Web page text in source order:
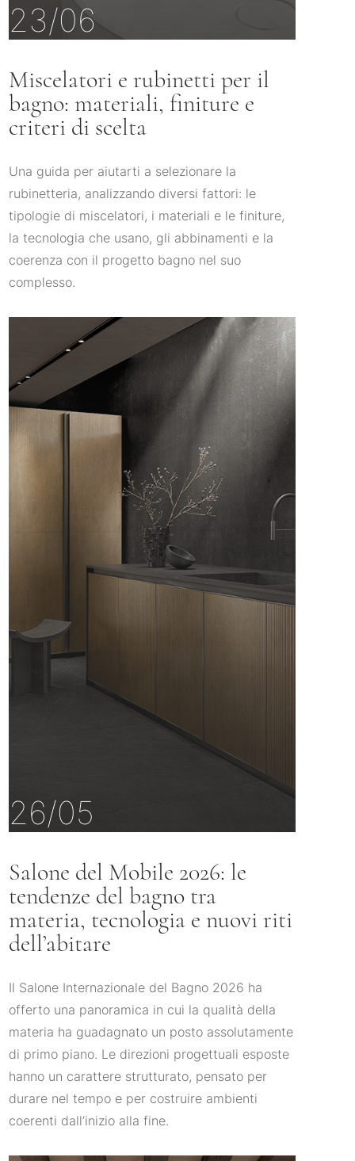
23/06
Miscelatori e rubinetti per il
bagno: materiali, finiture e
criteri di scelta
Una guida per aiutarti a selezionare la
rubinetteria, analizzando diversi fattori: le
tipologie di miscelatori, i materiali e le finiture,
la tecnologia che usano, gli abbinamenti e la
coerenza con il progetto bagno nel suo
complesso.
26/05
Salone del Mobile 2026: le
tendenze del bagno tra
materia, tecnologia e nuovi riti
dell’abitare
Il Salone Internazionale del Bagno 2026 ha
offerto una panoramica in cui la qualità della
materia ha guadagnato un posto assolutamente
di primo piano. Le direzioni progettuali esposte
hanno un carattere strutturato, pensato per
durare nel tempo e per costruire ambienti
coerenti dall’inizio alla fine.